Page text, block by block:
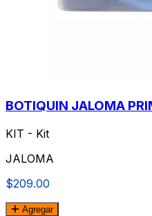
BOTIQUIN JALOMA
KIT - Kit
JALOMA
$209.00
Agregar